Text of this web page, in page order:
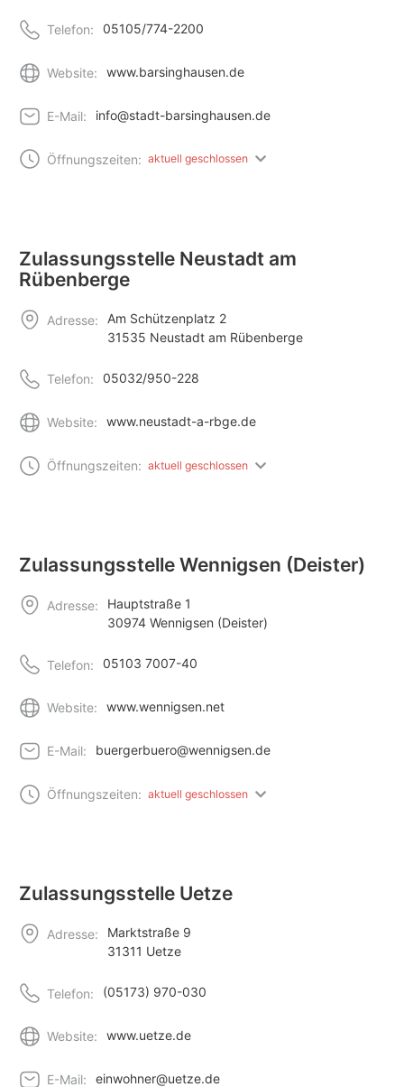
Telefon: 05105/774-2200
Website: www.barsinghausen.de
E-Mail: info@stadt-barsinghausen.de
Öffnungszeiten: aktuell geschlossen
Zulassungsstelle Neustadt am
Rübenberge
Adresse:
Am Schützenplatz 2
31535 Neustadt am Rübenberge
Telefon: 05032/950-228
Website: www.neustadt-a-rbge.de
Öffnungszeiten: aktuell geschlossen
Zulassungsstelle Wennigsen (Deister)
Adresse:
Hauptstraße 1
30974 Wennigsen (Deister)
Telefon: 05103 7007-40
Website: www.wennigsen.net
E-Mail: buergerbuero@wennigsen.de
Öffnungszeiten: aktuell geschlossen
Zulassungsstelle Uetze
Adresse:
Marktstraße 9
31311 Uetze
Telefon: (05173) 970-030
Website: www.uetze.de
E-Mail: einwohner@uetze.de